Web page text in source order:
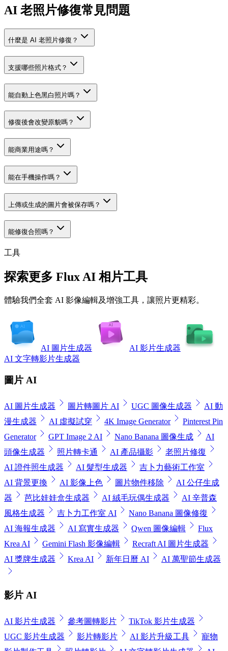
AI 老照片修復常見問題
什麼是 AI 老照片修復？
支援哪些照片格式？
能自動上色黑白照片嗎？
修復後會改變原貌嗎？
能商業用途嗎？
能在手機操作嗎？
上傳或生成的圖片會被保存嗎？
能修復合照嗎？
工具
探索更多 Flux AI 相片工具
體驗我們全套 AI 影像編輯及增強工具，讓照片更精彩。
AI 圖片生成器
AI 影片生成器
AI 文字轉影片生成器
圖片 AI
AI 圖片生成器 圖片轉圖片 AI UGC 圖像生成器
AI 動
漫生成器
AI 虛擬試穿 4K Image Generator
Pinterest Pin
Generator
GPT Image 2 AI Nano Banana 圖像生成
AI
頭像生成器
照片轉卡通 AI 產品攝影
老照片修復
AI 證件照生成器
AI 髮型生成器
吉卜力藝術工作室
AI 背景更換
AI 影像上色 圖片物件移除
AI 公仔生成
器
芭比娃娃盒生成器 AI 絨毛玩偶生成器
AI 辛普森
風格生成器
吉卜力工作室 AI
Nano Banana 圖像修復
AI 海報生成器
AI 寫實生成器 Qwen 圖像編輯
Flux
Krea AI
Gemini Flash 影像編輯
Recraft AI 圖片生成器
AI 獎牌生成器
Krea AI 新年日曆 AI AI 萬聖節生成器
影片 AI
AI 影片生成器 參考圖轉影片
TikTok 影片生成器
UGC 影片生成器
影片轉影片 AI 影片升級工具
寵物